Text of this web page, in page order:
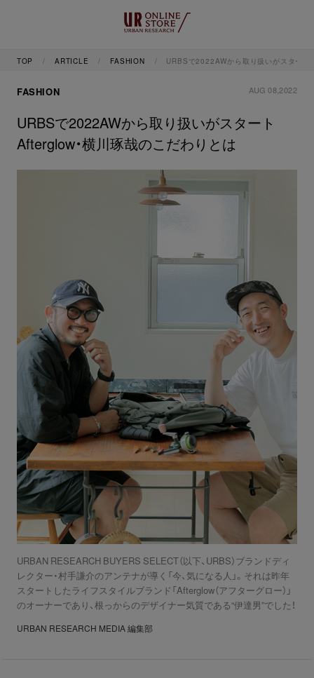
TOP ARTICLE FASHION URBSで2022AWから取り扱いがスタート
FASHION AUG 08,2022
URBSで2022AWから取り扱いがスタート
Afterglow・横川琢哉のこだわりとは
URBAN RESEARCH BUYERS SELECT（以下、URBS）ブランドディ
レクター・村手謙介のアンテナが導く「今、気になる人」。それは昨年
スタートしたライフスタイルブランド「Afterglow（アフターグロー）」
のオーナーであり、根っからのデザイナー気質である“伊達男”でした！
URBAN RESEARCH MEDIA 編集部